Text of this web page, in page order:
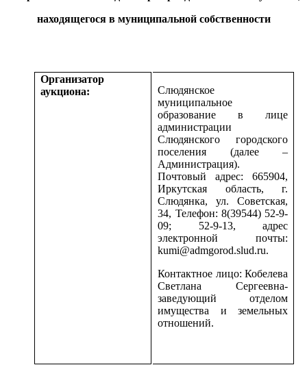
находящегося в муниципальной собственности
Организатор
аукциона:
Слюдянское
муниципальное
образование в лице
администрации
Слюдянского городского
поселения (далее –
Администрация).
Почтовый адрес: 665904,
Иркутская область, г.
Слюдянка, ул. Советская,
34, Телефон: 8(39544) 52-9-
09; 52-9-13, адрес
электронной почты:
kumi@admgorod.slud.ru.
Контактное лицо: Кобелева
Светлана Сергеевна-
заведующий отделом
имущества и земельных
отношений.